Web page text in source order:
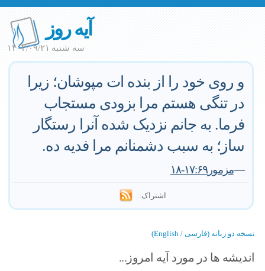
آیه روز
سه شنبه ۱۴۰۲/۰۹/۲۱
و روی خود را از بنده ات مپوشان؛ زیرا
در تنگی هستم مرا بزودی مستجاب
فرما. به جانم نزدیک شده آنرا رستگار
ساز؛ به سبب دشمنانم مرا فدیه ده.
—مزمور۱۷:۶۹-۱۸
اشتراک:
نسخه دو زبانه (فارسی / English)
اندیشه ها در مورد آیه امروز...